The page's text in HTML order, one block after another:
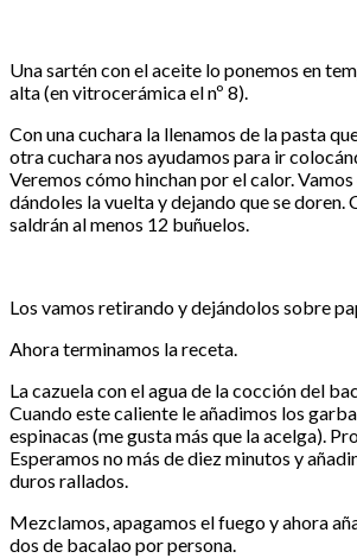
Una sartén con el aceite lo ponemos en
alta (en vitrocerámica el nº 8).
Con una cuchara la llenamos de la pasta
otra cuchara nos ayudamos para ir
Veremos cómo hinchan por el calor.
dándoles la vuelta y dejando que se doren.
saldrán al menos 12 buñuelos.
Los vamos retirando y dejándolos sobre
Ahora terminamos la receta.
La cazuela con el agua de la cocción del
Cuando este caliente le añadimos los
espinacas (me gusta más que la acelga).
Esperamos no más de diez minutos y
duros rallados.
Mezclamos, apagamos el fuego y ahora
dos de bacalao por persona.